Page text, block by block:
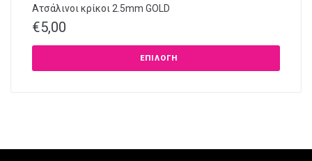
Ατσάλινοι κρίκοι 2.5mm GOLD
€5,00
ΕΠΙΛΟΓΉ